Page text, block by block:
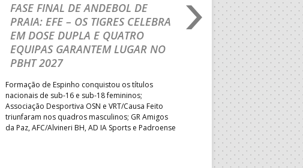
FASE FINAL DE ANDEBOL DE
PRAIA: EFE – OS TIGRES CELEBRA
EM DOSE DUPLA E QUATRO
EQUIPAS GARANTEM LUGAR NO
PBHT 2027
Formação de Espinho conquistou os títulos
nacionais de sub-16 e sub-18 femininos;
Associação Desportiva OSN e VRT/Causa Feito
triunfaram nos quadros masculinos; GR Amigos
da Paz, AFC/Alvineri BH, AD IA Sports e Padroense
PORTUGAL BEACH
TOUR: VRT/LEMAR
TÍTULO INÉDITO
Formação de Leiria superou o
shoot-out e sagrou-se
primeira vez; Associação
primeiro desaire mas
no quadro feminino, num dia
descidas e as vagas para o